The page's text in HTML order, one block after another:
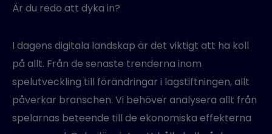
Är du redo att dyka in?
I dagens digitala landskap är det viktigt att ha koll
på allt. Från de senaste trenderna inom
spelutveckling till förändringar i lagstiftningen, allt
påverkar branschen. Vi behöver analysera allt från
spelarnas beteende till de ekonomiska effekterna